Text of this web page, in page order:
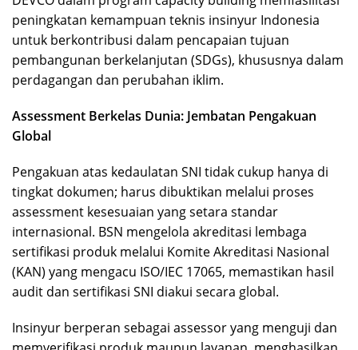
peningkatan kemampuan teknis insinyur Indonesia
untuk berkontribusi dalam pencapaian tujuan
pembangunan berkelanjutan (SDGs), khususnya dalam
perdagangan dan perubahan iklim.
Assessment Berkelas Dunia: Jembatan Pengakuan
Global
Pengakuan atas kedaulatan SNI tidak cukup hanya di
tingkat dokumen; harus dibuktikan melalui proses
assessment kesesuaian yang setara standar
internasional. BSN mengelola akreditasi lembaga
sertifikasi produk melalui Komite Akreditasi Nasional
(KAN) yang mengacu ISO/IEC 17065, memastikan hasil
audit dan sertifikasi SNI diakui secara global.
Insinyur berperan sebagai assessor yang menguji dan